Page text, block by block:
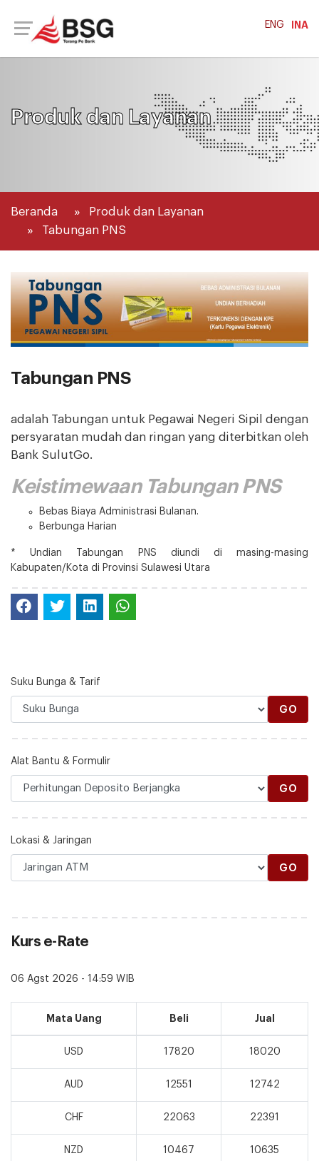
INA
ENG
Produk dan Layanan
Beranda
Produk dan Layanan
Tabungan PNS
Tabungan PNS
adalah Tabungan untuk Pegawai Negeri Sipil dengan
persyaratan mudah dan ringan yang diterbitkan oleh
Bank SulutGo.
Keistimewaan Tabungan PNS
Bebas Biaya Administrasi Bulanan.
Berbunga Harian
* Undian Tabungan PNS diundi di masing-masing
Kabupaten/Kota di Provinsi Sulawesi Utara
Suku Bunga & Tarif
GO
Alat Bantu & Formulir
GO
Lokasi & Jaringan
GO
Kurs e-Rate
06 Agst 2026 - 14:59 WIB
Mata Uang Beli Jual
USD 17820 18020
AUD 12551 12742
CHF 22063 22391
NZD 10467 10635